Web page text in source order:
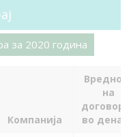
за 2020 година
Компанија
на
во